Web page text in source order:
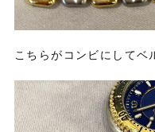
こちらがコンビにしてベ